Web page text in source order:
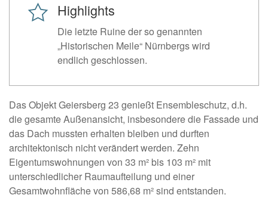
Highlights
Die letzte Ruine der so genannten
„Historischen Meile“ Nürnbergs wird
endlich geschlossen.
Das Objekt Geiersberg 23 genießt Ensembleschutz, d.h.
die gesamte Außenansicht, insbesondere die Fassade und
das Dach mussten erhalten bleiben und durften
architektonisch nicht verändert werden. Zehn
Eigentumswohnungen von 33 m² bis 103 m² mit
unterschiedlicher Raumaufteilung und einer
Gesamtwohnfläche von 586,68 m² sind entstanden.